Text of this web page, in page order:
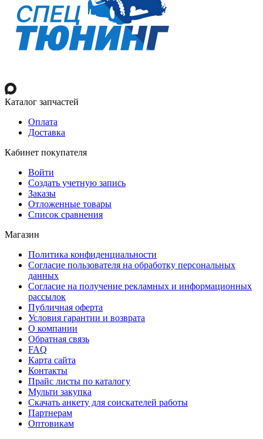
Каталог запчастей
Оплата
Доставка
Кабинет покупателя
Войти
Создать учетную запись
Заказы
Отложенные товары
Список сравнения
Магазин
Политика конфиденциальности
Согласие пользователя на обработку персональных
данных
Согласие на получение рекламных и информационных
рассылок
Публичная оферта
Условия гарантии и возврата
О компании
Обратная связь
FAQ
Карта сайта
Контакты
Прайс листы по каталогу
Мульти закупка
Скачать анкету для соискателей работы
Партнерам
Оптовикам